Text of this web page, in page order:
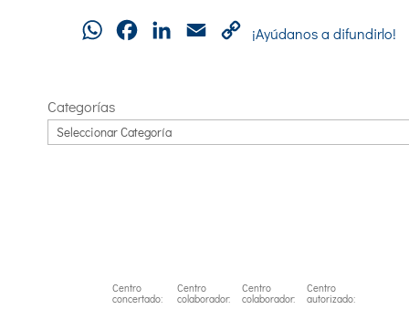
WhatsAppFacebookLinkedInEmail
Copy
¡Ayúdanos a difundirlo!
Categorías
Centro
concertado:
Centro
colaborador:
Centro
colaborador:
Centro
autorizado: